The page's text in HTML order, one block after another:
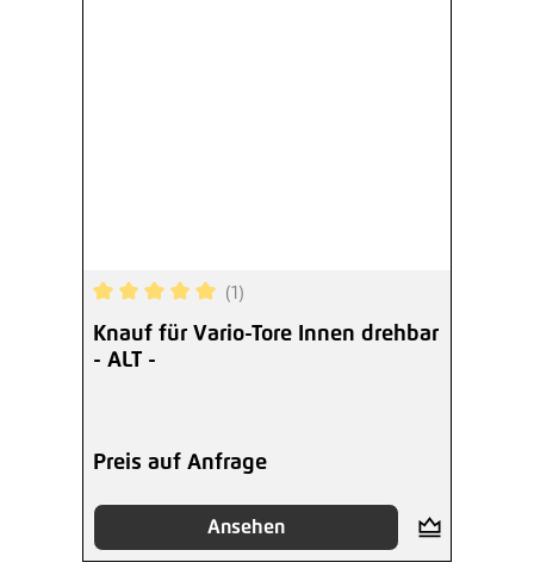
Durchschnittliche Bewertung von 5 von 5
(1)
Knauf für Vario-Tore Innen drehbar
- ALT -
Preis auf Anfrage
Ansehen